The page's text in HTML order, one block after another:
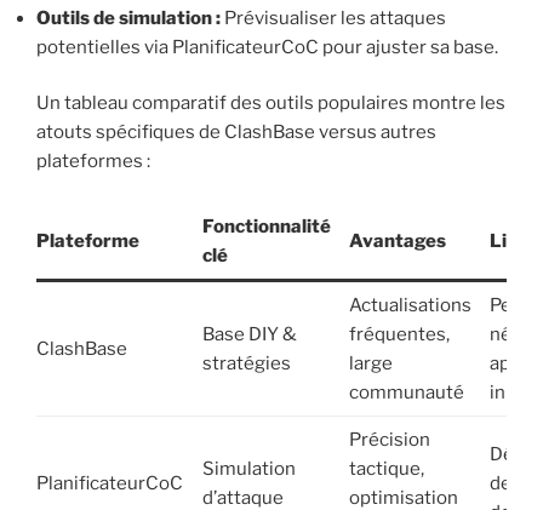
Outils de simulation : Prévisualiser les attaques
potentielles via PlanificateurCoC pour ajuster sa base.
Un tableau comparatif des outils populaires montre les
atouts spécifiques de ClashBase versus autres
plateformes :
Plateforme
Fonctionnalité
clé
Avantages
ClashBase
Base DIY &
stratégies
Actualisations
fréquentes,
large
communauté
Peut
initial
PlanificateurCoC
Simulation
d’attaque
Précision
tactique,
optimisation
des